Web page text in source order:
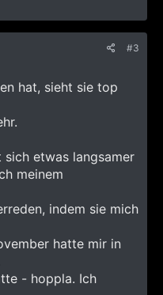
#3
hat, sieht sie top
etwas langsamer
meinem
indem sie mich
hatte mir in
- hoppla. Ich